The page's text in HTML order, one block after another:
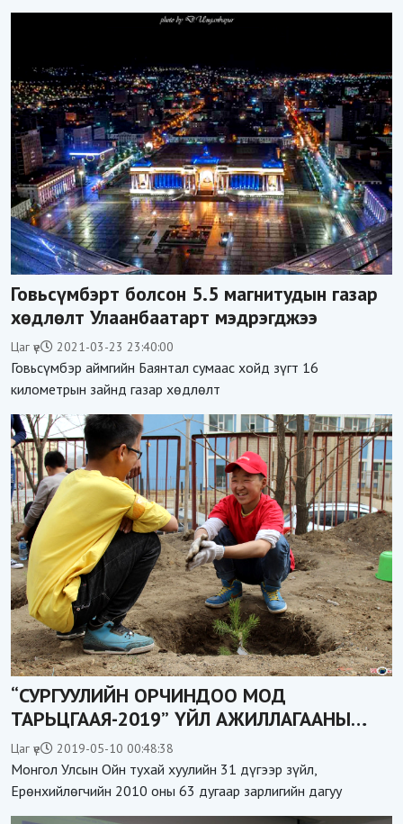
Говьсүмбэрт болсон 5.5 магнитудын газар
хөдлөлт Улаанбаатарт мэдрэгджээ
Цаг үе 2021-03-23 23:40:00
Говьсүмбэр аймгийн Баянтал сумаас хойд зүгт 16
километрын зайнд газар хөдлөлт
“СУРГУУЛИЙН ОРЧИНДОО МОД
ТАРЬЦГААЯ-2019” ҮЙЛ АЖИЛЛАГААНЫ
НЭЭЛТ БОЛЛОО
Цаг үе 2019-05-10 00:48:38
Монгол Улсын Ойн тухай хуулийн 31 дүгээр зүйл,
Ерөнхийлөгчийн 2010 оны 63 дугаар зарлигийн дагуу